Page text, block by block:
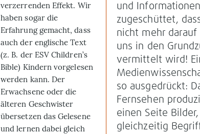
und Informationen
zugeschüttet,
nicht mehr darauf
uns in den
vermittelt wird!
so ausgedrückt:
Fernsehen
einen Seite
gleichzeitig
verzerrenden Effekt. Wir
haben sogar die
Erfahrung gemacht, dass
auch der englische Text
(z. B. der ESV Children’s
Bible) Kindern vorgelesen
werden kann. Der
Erwachsene oder die
älteren Geschwister
übersetzen das Gelesene
und lernen dabei gleich